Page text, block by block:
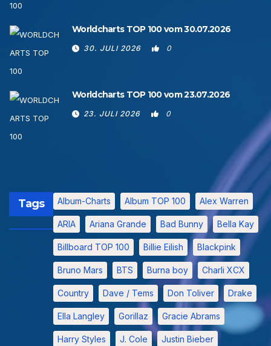
Worldcharts TOP 100 vom 30.07.2026
30. JULI 2026 0
Worldcharts TOP 100 vom 23.07.2026
23. JULI 2026 0
Tags Album-Charts Album TOP 100 Alex Warren
ARIA Ariana Grande Bad Bunny Bella Kay
Billboard TOP 100 Billie Eilish Blackpink
Bruno Mars BTS Burna boy Charli XCX
Country Dave / Tems Don Toliver Drake
Ella Langley Gorillaz Gracie Abrams
Harry Styles J. Cole Justin Bieber